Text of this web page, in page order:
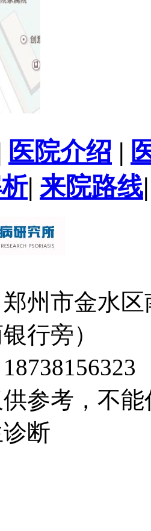
医院介绍 |
| 来院路线
州市金水
行旁）
参考，不
断